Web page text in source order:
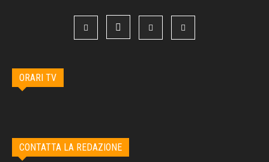
ORARI TV
CONTATTA LA REDAZIONE